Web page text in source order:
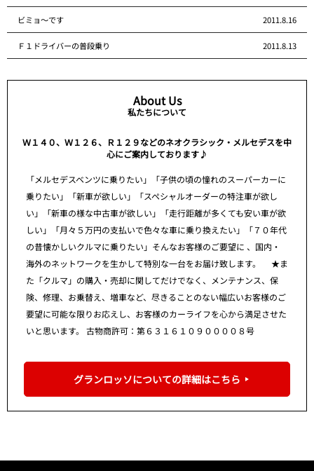
ビミョ～です 2011.8.16
Ｆ１ドライバーの普段乗り 2011.8.13
About Us
私たちについて
Ｗ１４０、Ｗ１２６、Ｒ１２９などのネオクラシック・メルセデスを中
心にご案内しております♪
「メルセデスベンツに乗りたい」「子供の頃の憧れのスーパーカーに
乗りたい」「新車が欲しい」「スペシャルオーダーの特注車が欲し
い」「新車の様な中古車が欲しい」「走行距離が多くても安い車が欲
しい」「月々５万円の支払いで色々な車に乗り換えたい」「７０年代
の昔懐かしいクルマに乗りたい」そんなお客様のご要望に 、国内・
海外のネットワークを生かして特別な一台をお届け致します。 ★ま
た「クルマ」の購入・売却に関してだけでなく、メンテナンス、保
険、修理、お乗替え、増車など、尽きることのない幅広いお客様のご
要望に可能な限りお応えし、お客様のカーライフを心から満足させた
いと思います。 古物商許可：第６３１６１０９００００８号
グランロッソについての詳細はこちら